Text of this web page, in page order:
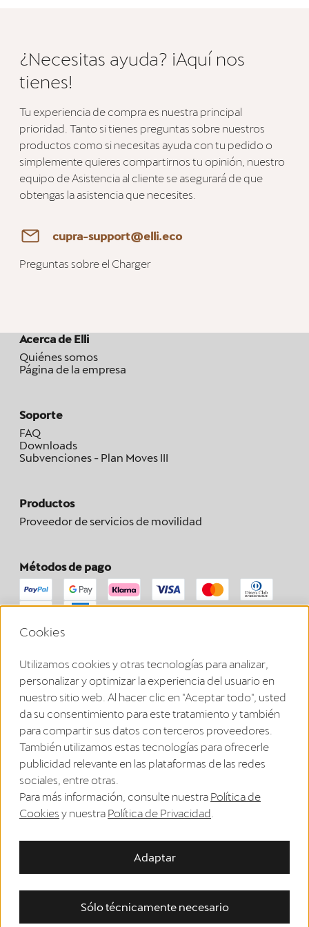
¿Necesitas ayuda? ¡Aquí nos
tienes!
Tu experiencia de compra es nuestra principal
prioridad. Tanto si tienes preguntas sobre nuestros
productos como si necesitas ayuda con tu pedido o
simplemente quieres compartirnos tu opinión, nuestro
equipo de Asistencia al cliente se asegurará de que
obtengas la asistencia que necesites.
cupra-support@elli.eco
Preguntas sobre el Charger
Acerca de Elli
Quiénes somos
Página de la empresa
Soporte
FAQ
Downloads
Subvenciones - Plan Moves III
Productos
Proveedor de servicios de movilidad
Métodos de pago
Puedes solicitar la rescisión de tu contrato aquí dentro del
Rescisión del contrato
Pie de imprenta
Política de privacidad
Términos y condiciones
Directiva RAEE
Directrices sobre cookies
EU Data Act
País de entrega: España
Cookies
Utilizamos cookies y otras tecnologías para analizar,
personalizar y optimizar la experiencia del usuario en
nuestro sitio web. Al hacer clic en "Aceptar todo", usted
da su consentimiento para este tratamiento y también
para compartir sus datos con terceros proveedores.
También utilizamos estas tecnologías para ofrecerle
publicidad relevante en las plataformas de las redes
sociales, entre otras.
Para más información, consulte nuestra Política de
Cookies y nuestra Política de Privacidad
Adaptar
Sólo técnicamente necesario